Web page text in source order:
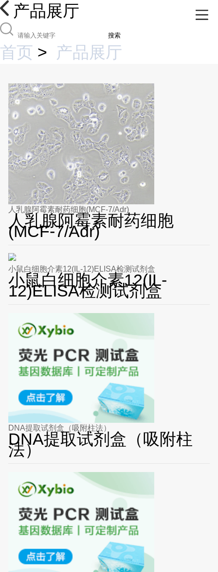
产品展厅
搜索
首页 > 产品展厅
人乳腺阿霉素耐药细胞(MCF-7/Adr)
人乳腺阿霉素耐药细胞
(MCF-7/Adr)
小鼠白细胞介素12(IL-12)ELISA检测试剂盒
小鼠白细胞介素12(IL-
12)ELISA检测试剂盒
DNA提取试剂盒（吸附柱法）
DNA提取试剂盒（吸附柱
法）